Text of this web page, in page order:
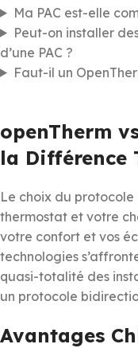
Ma PAC est-elle
Peut-on installer
d’une PAC ?
Faut-il un
openTherm
la Différence
Le choix du
thermostat et votre
votre confort et vos
technologies
quasi-totalité des
un protocole
Avantages